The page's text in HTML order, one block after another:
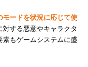
モードを状況に応じて使
する悪意やキャラクタ
もゲームシステムに盛